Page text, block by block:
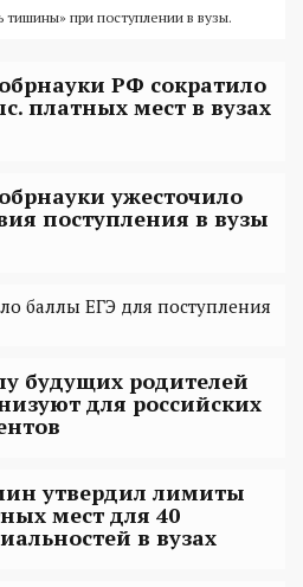
при поступлении в вузы.
РФ сократило
платных мест в вузах
ужесточило
поступления в вузы
баллы ЕГЭ для поступления
будущих родителей
для российских
утвердил лимиты
мест для 40
в вузах